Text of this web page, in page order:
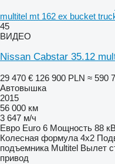
multitel mt 162 ex bucket
45
ВИДЕО
Nissan Cabstar 35.12
29 470 € 126 900 PLN ≈ 590
Автовышка
2015
56 000 км
3 647 м/ч
Евро Euro 6 Мощность 88
Колесная формула 4x2
подъемника Multitel Вылет
привод